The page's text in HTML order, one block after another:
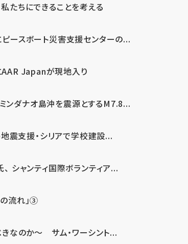
たちにできることを考える
ピースボート災害支援センターの...
AAR Japanが現地入り
ンダナオ島沖を震源とするM7.8...
震支援・シリアで学校建設...
シャンティ国際ボランティア...
流れ」③
なのか～ サム・ワーシント...